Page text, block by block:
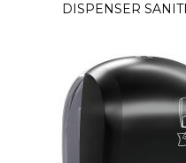
DISPENSER